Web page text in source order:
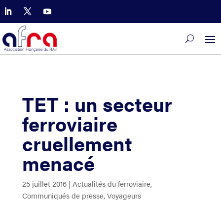
TET : un secteur
ferroviaire
cruellement
menacé
25 juillet 2016| Actualités du ferroviaire,
Communiqués de presse,Voyageurs